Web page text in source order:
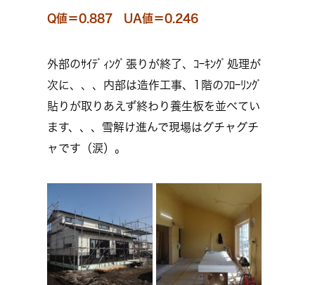
Q値＝0.887 UA値＝0.246
外部のｻｲﾃﾞｨﾝｸﾞ張りが終了、ｺｰｷﾝｸﾞ処理が
次に、、、内部は造作工事、1階のﾌﾛｰﾘﾝｸﾞ
貼りが取りあえず終わり養生板を並べてい
ます、、、雪解け進んで現場はグチャグチ
ャです（涙）。